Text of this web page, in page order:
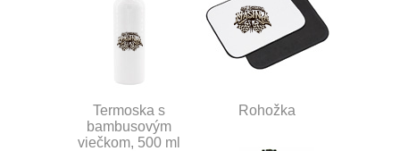
Termoska s
bambusovým
viečkom, 500 ml
Rohožka